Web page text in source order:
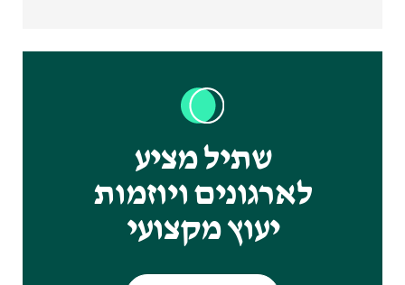
שתיל מציע
לארגונים ויוזמות
יעוץ מקצועי